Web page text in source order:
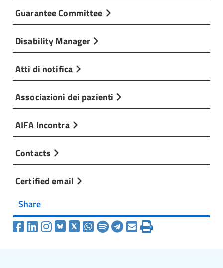
Guarantee Committee
Disability Manager
Atti di notifica
Associazioni dei pazienti
AIFA Incontra
Contacts
Certified email
Share